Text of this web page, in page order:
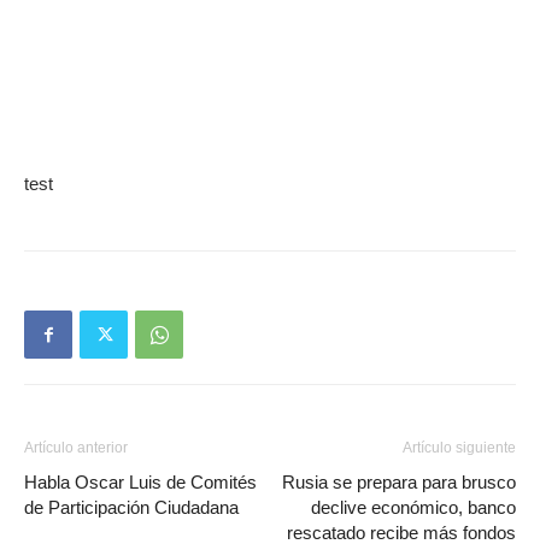
test
Artículo anterior
Habla Oscar Luis de Comités
de Participación Ciudadana
Artículo siguiente
Rusia se prepara para brusco
declive económico, banco
rescatado recibe más fondos